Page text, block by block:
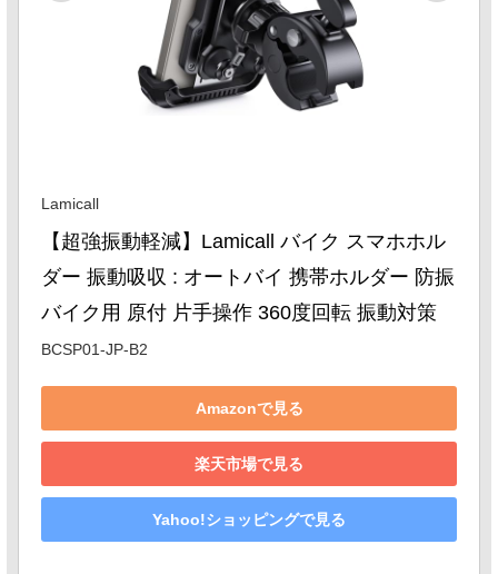
Lamicall
【超強振動軽減】Lamicall バイク スマホホル
ダー 振動吸収 : オートバイ 携帯ホルダー 防振
バイク用 原付 片手操作 360度回転 振動対策
BCSP01-JP-B2
Amazonで見る
楽天市場で見る
Yahoo!ショッピングで見る